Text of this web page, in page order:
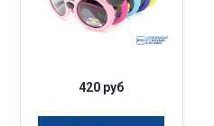
420 руб